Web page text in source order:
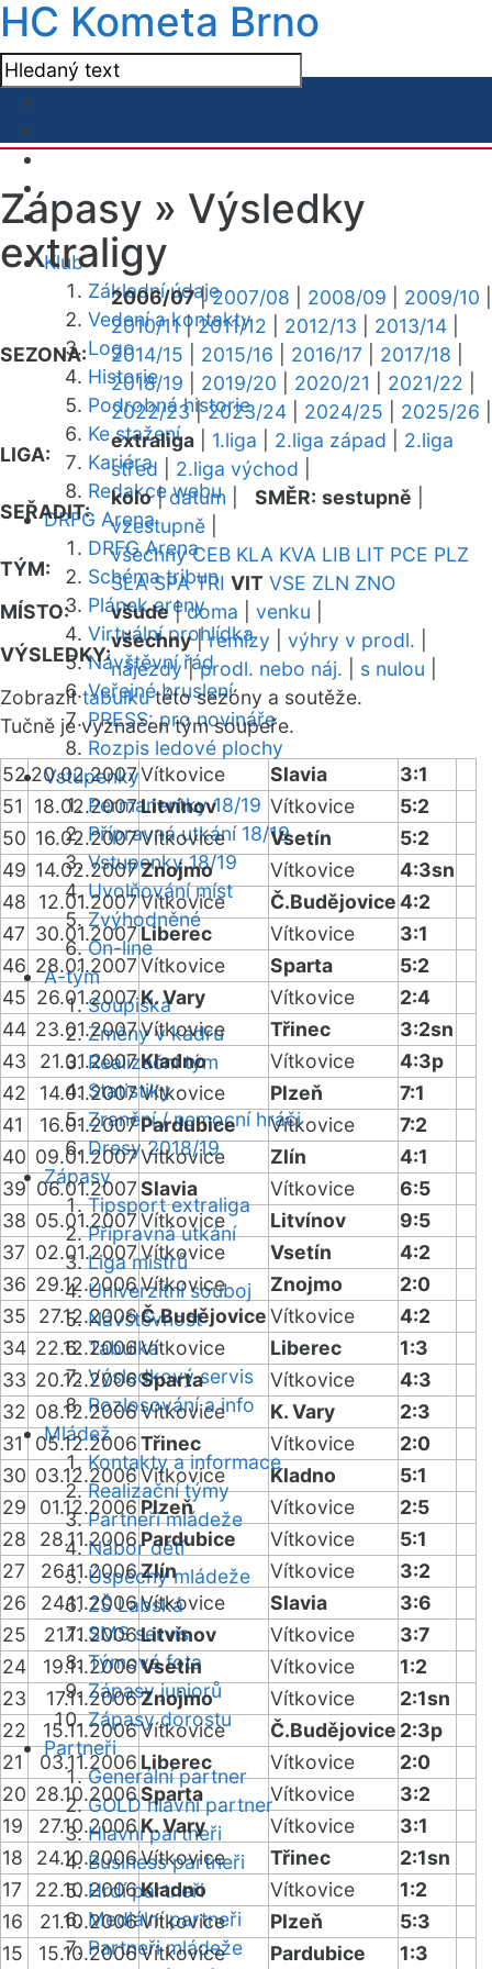
HC Kometa Brno
Klub
Základní údaje
Vedení a kontakty
Logo
Historie
Podrobná historie
Ke stažení
Kariéra
Redakce webu
DRFG Arena
DRFG Arena
Schéma tribun
Plánek areny
Virtuální prohlídka
Návštěvní řád
Veřejné bruslení
PRESS: pro novináře
Rozpis ledové plochy
Vstupenky
Permanentky 18/19
Přípravná utkání 18/19
Vstupenky 18/19
Uvolňování míst
Zvýhodněné
On-line
A-tým
Soupiska
Změny v kádru
Realizační tým
Statistiky
Zranění / nemocní hráči
Dresy 2018/19
Zápasy
Tipsport extraliga
Přípravná utkání
Liga mistrů
Univerzitní souboj
Návštěvnost
Tabulka
Výsledkový servis
Rozlosování a info
Mládež
Kontakty a informace
Realizační týmy
Partneři mládeže
Nábor dětí
Úspěchy mládeže
ZŠ Labská
SMS servis
Týmová fota
Zápasy juniorů
Zápasy dorostu
Partneři
Generální partner
GOLD hlavní partner
Hlavní partneři
Business partneři
Hrdí partneři
Mediální partneři
Partneři mládeže
Zápasy » Výsledky
extraligy
SEZONA:
2006/07|2007/08 2008/09 2009/10
2010/11|2011/12 2012/13 2013/14
2014/15
2015/16 2016/17 2017/18
2018/19
2019/20 2020/21 2021/22
2022/23|2023/24 2024/25 2025/26
LIGA:
extraliga 1.liga 2.liga západ
2.liga
střed
2.liga východ
SEŘADIT:
kolo|datum SMĚR: sestupně
vzestupně
TÝM:
všechny CEB KLA KVA LIB LIT PCE PLZ
SLA SPA TRI VIT VSE ZLN ZNO
MÍSTO:
všude|doma venku
VÝSLEDKY:
všechny|remízy výhry v prodl.
nájezdy|prodl. nebo náj. s nulou
Zobrazittabulkutéto sezóny a soutěže.
Tučně je vyznačen tým soupeře.
52 20.02.2007Vítkovice Slavia
3:1
51
18.02.2007Litvínov Vítkovice
5:2
50 16.02.2007Vítkovice Vsetín
5:2
49 14.02.2007Znojmo Vítkovice
4:3sn
48
12.01.2007Vítkovice Č.Budějovice4:2
47 30.01.2007Liberec Vítkovice
3:1
46 28.01.2007Vítkovice Sparta
5:2
45 26.01.2007K. Vary Vítkovice
2:4
44 23.01.2007Vítkovice Třinec
3:2sn
43
21.01.2007Kladno Vítkovice
4:3p
42
14.01.2007Vítkovice Plzeň
7:1
41
16.01.2007Pardubice Vítkovice
7:2
40 09.01.2007Vítkovice Zlín
4:1
39 06.01.2007Slavia Vítkovice
6:5
38 05.01.2007Vítkovice Litvínov
9:5
37 02.01.2007Vítkovice Vsetín
4:2
36 29.12.2006Vítkovice Znojmo
2:0
35
27.12.2006Č.BudějoviceVítkovice
4:2
34 22.12.2006Vítkovice Liberec
1:3
33 20.12.2006Sparta Vítkovice
4:3
32 08.12.2006Vítkovice K. Vary
2:3
31
05.12.2006Třinec Vítkovice
2:0
30 03.12.2006Vítkovice Kladno
5:1
29
01.12.2006 Plzeň Vítkovice
2:5
28
28.11.2006 Pardubice Vítkovice
5:1
27
26.11.2006Zlín Vítkovice
3:2
26
24.11.2006Vítkovice Slavia
3:6
25
21.11.2006Litvínov Vítkovice
3:7
24
19.11.2006Vsetín Vítkovice
1:2
23
17.11.2006Znojmo Vítkovice
2:1sn
22
15.11.2006Vítkovice Č.Budějovice 2:3p
21
03.11.2006 Liberec Vítkovice
2:0
20 28.10.2006Sparta Vítkovice
3:2
19
27.10.2006K. Vary Vítkovice
3:1
18
24.10.2006Vítkovice Třinec
2:1sn
17
22.10.2006Kladno Vítkovice
1:2
16
21.10.2006Vítkovice Plzeň
5:3
15
15.10.2006Vítkovice Pardubice 1:3